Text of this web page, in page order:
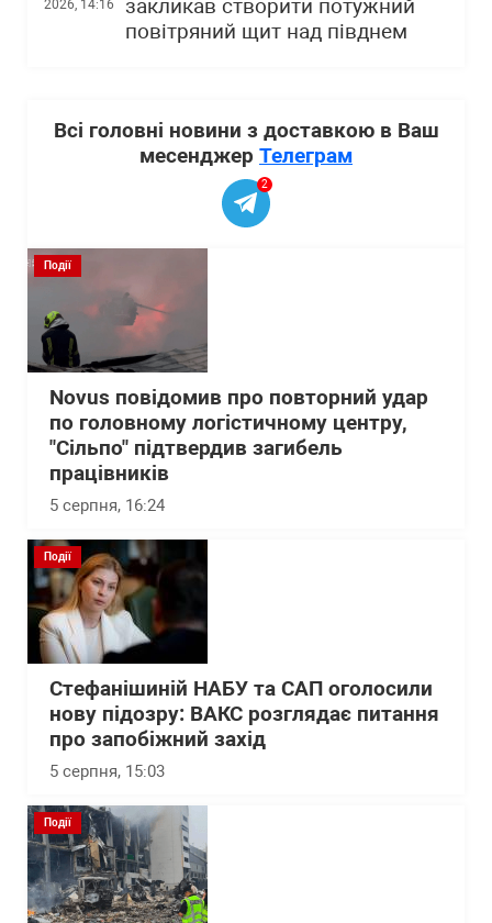
2026, 14:16
закликав створити потужний
повітряний щит над півднем
Всі головні новини з доставкою в Ваш
месенджер Телеграм
2
Події
Novus повідомив про повторний удар
по головному логістичному центру,
"Сільпо" підтвердив загибель
працівників
5 серпня, 16:24
Події
Стефанішиній НАБУ та САП оголосили
нову підозру: ВАКС розглядає питання
про запобіжний захід
5 серпня, 15:03
Події